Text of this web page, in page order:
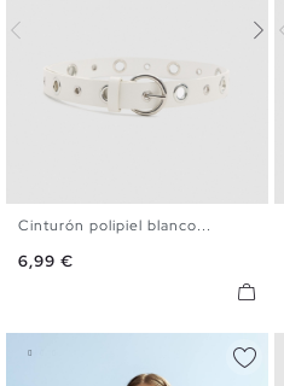
Cinturón polipiel blanco...
Precio
6,99 €